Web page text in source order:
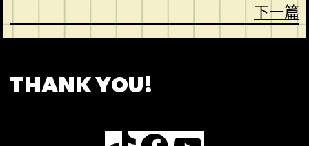
下一篇
THANK YOU!